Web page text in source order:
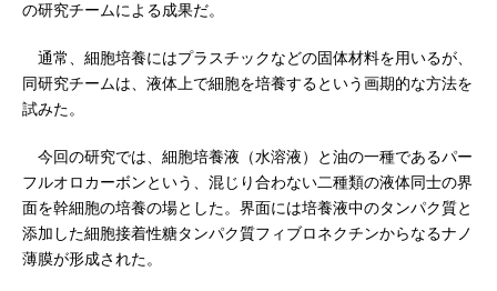
の研究チームによる成果だ。
通常、細胞培養にはプラスチックなどの固体材料を用いるが、
同研究チームは、液体上で細胞を培養するという画期的な方法を
試みた。
今回の研究では、細胞培養液（水溶液）と油の一種であるパー
フルオロカーボンという、混じり合わない二種類の液体同士の界
面を幹細胞の培養の場とした。界面には培養液中のタンパク質と
添加した細胞接着性糖タンパク質フィブロネクチンからなるナノ
薄膜が形成された。